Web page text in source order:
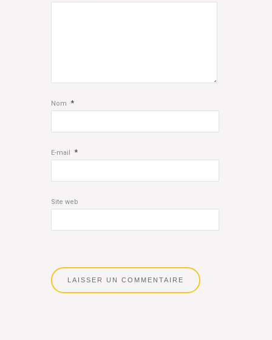
Nom *
E-mail *
Site web